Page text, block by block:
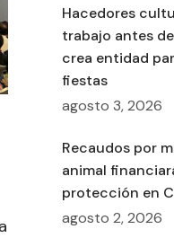
Hacedores
trabajo antes
crea entidad
fiestas
agosto 3, 2026
Recaudos por
animal
protección en
agosto 2, 2026